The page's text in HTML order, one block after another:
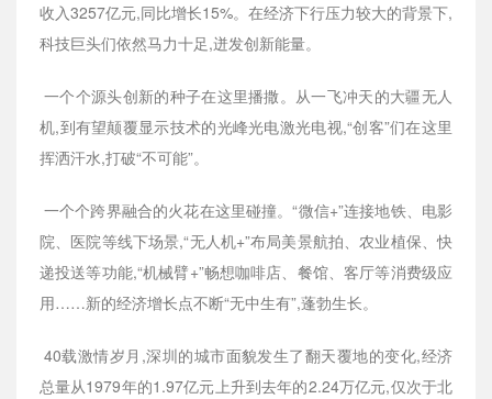
收入3257亿元,同比增长15%。在经济下行压力较大的背景下,
科技巨头们依然马力十足,迸发创新能量。
一个个源头创新的种子在这里播撒。从一飞冲天的大疆无人
机,到有望颠覆显示技术的光峰光电激光电视,“创客”们在这里
挥洒汗水,打破“不可能”。
一个个跨界融合的火花在这里碰撞。“微信+”连接地铁、电影
院、医院等线下场景,“无人机+”布局美景航拍、农业植保、快
递投送等功能,“机械臂+”畅想咖啡店、餐馆、客厅等消费级应
用……新的经济增长点不断“无中生有”,蓬勃生长。
40载激情岁月,深圳的城市面貌发生了翻天覆地的变化,经济
总量从1979年的1.97亿元上升到去年的2.24万亿元,仅次于北